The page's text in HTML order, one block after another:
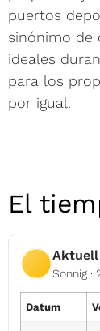
puertos
sinónimo de
ideales
para los
por igual.
El
Aktuell
Sonnig ·
Datum